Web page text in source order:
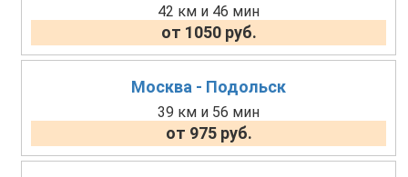
42 км и 46 мин
от 1050 руб.
Москва - Подольск
39 км и 56 мин
от 975 руб.